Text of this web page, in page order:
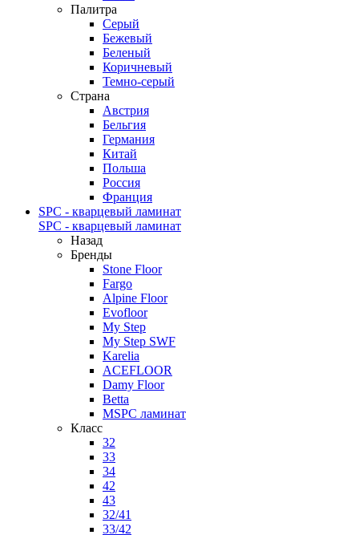
Палитра
Серый
Бежевый
Беленый
Коричневый
Темно-серый
Страна
Австрия
Бельгия
Германия
Китай
Польша
Россия
Франция
SPC - кварцевый ламинат
SPC - кварцевый ламинат
Назад
Бренды
Stone Floor
Fargo
Alpine Floor
Evofloor
My Step
My Step SWF
Karelia
ACEFLOOR
Damy Floor
Betta
MSPC ламинат
Класс
32
33
34
42
43
32/41
33/42